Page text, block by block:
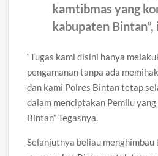
kamtibmas yang
kabupaten
“Tugas kami disini hanya
pengamanan tanpa ada
dan kami Polres Bintan tetap
dalam menciptakan Pemilu
Bintan” Tegasnya.
Selanjutnya beliau menghimbau